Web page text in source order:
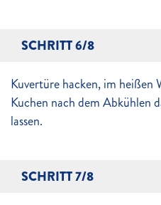
SCHRITT 6/8
Kuvertüre hacken, im heißen
Kuchen nach dem Abkühlen
lassen.
SCHRITT 7/8